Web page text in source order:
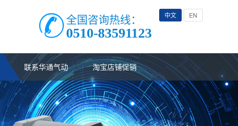
中文 EN
全国咨询热线：
0510-83591123
联系华通气动 淘宝店铺促销